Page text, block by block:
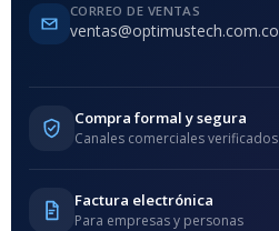
CORREO DE VENTAS
ventas@optimustech.com.co
Compra formal y segura
Canales comerciales verificados
Factura electrónica
Para empresas y personas